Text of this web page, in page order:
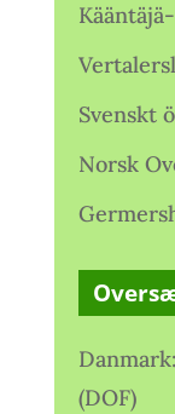
Svenskt
Norsk
(DOF)